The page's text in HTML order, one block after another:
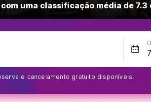
uma classificação média de
e cancelamento gratuito disponíveis.